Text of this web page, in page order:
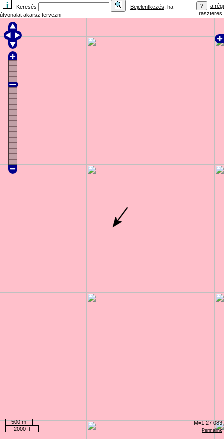
Keresés Bejelentkezés , ha
útvonalat akarsz tervezni
a régi
raszteres
Permalink
500 m
2000 ft
M=1:27 083